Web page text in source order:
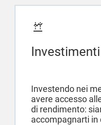
Investimenti
Investendo nei
avere accesso
di rendimento:
accompagnarti in